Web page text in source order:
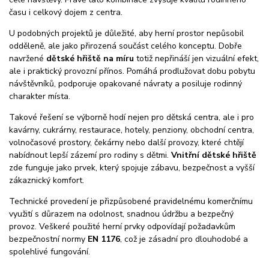
času i celkový dojem z centra.
U podobných projektů je důležité, aby herní prostor nepůsobil
odděleně, ale jako přirozená součást celého konceptu. Dobře
navržené dětské hřiště na míru totiž nepřináší jen vizuální efekt,
ale i praktický provozní přínos. Pomáhá prodlužovat dobu pobytu
návštěvníků, podporuje opakované návraty a posiluje rodinný
charakter místa.
Takové řešení se výborně hodí nejen pro dětská centra, ale i pro
kavárny, cukrárny, restaurace, hotely, penziony, obchodní centra,
volnočasové prostory, čekárny nebo další provozy, které chtějí
nabídnout lepší zázemí pro rodiny s dětmi. Vnitřní dětské hřiště
zde funguje jako prvek, který spojuje zábavu, bezpečnost a vyšší
zákaznický komfort.
Technické provedení je přizpůsobené pravidelnému komerčnímu
využití s důrazem na odolnost, snadnou údržbu a bezpečný
provoz. Veškeré použité herní prvky odpovídají požadavkům
bezpečnostní normy EN 1176, což je zásadní pro dlouhodobé a
spolehlivé fungování.